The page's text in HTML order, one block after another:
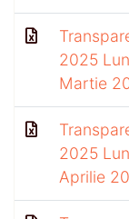
2025
Martie
2025
Aprilie